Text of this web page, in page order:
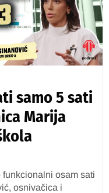
samo 5 sati
Marija
osam sati
osnivačica i